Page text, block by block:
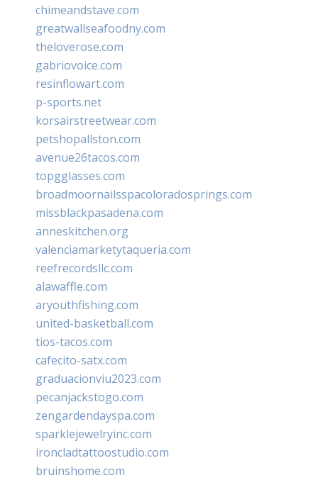
chimeandstave.com
greatwallseafoodny.com
theloverose.com
gabriovoice.com
resinflowart.com
p-sports.net
korsairstreetwear.com
petshopallston.com
avenue26tacos.com
topgglasses.com
broadmoornailsspacoloradosprings.com
missblackpasadena.com
anneskitchen.org
valenciamarketytaqueria.com
reefrecordsllc.com
alawaffle.com
aryouthfishing.com
united-basketball.com
tios-tacos.com
cafecito-satx.com
graduacionviu2023.com
pecanjackstogo.com
zengardendayspa.com
sparklejewelryinc.com
ironcladtattoostudio.com
bruinshome.com